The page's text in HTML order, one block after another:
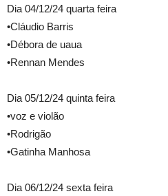
Dia 04/12/24 quarta feira
•Cláudio Barris
•Débora de uaua
•Rennan Mendes
Dia 05/12/24 quinta feira
•voz e violão
•Rodrigão
•Gatinha Manhosa
Dia 06/12/24 sexta feira